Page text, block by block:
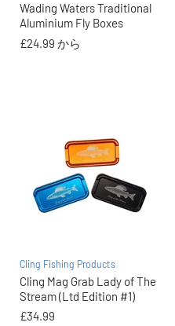
Wading Waters Traditional
Aluminium Fly Boxes
£24.99 から
Cling Fishing Products
Cling Mag Grab Lady of The
Stream (Ltd Edition #1)
£34.99